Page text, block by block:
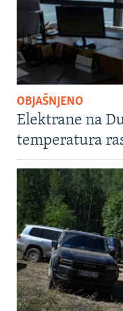
OBJAŠNJENO
Elektrane na
temperatura